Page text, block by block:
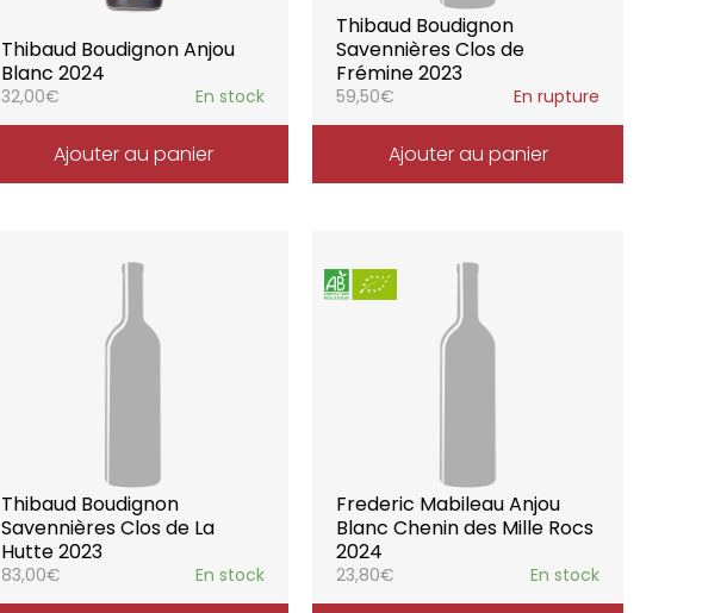
Thibaud Boudignon Anjou
Blanc 2024
32,00€ En stock
Ajouter au panier
Thibaud Boudignon
Savennières Clos de
Frémine 2023
59,50€ En rupture
Ajouter au panier
Thibaud Boudignon
Savennières Clos de La
Hutte 2023
83,00€ En stock
Frederic Mabileau Anjou
Blanc Chenin des Mille Rocs
2024
23,80€ En stock